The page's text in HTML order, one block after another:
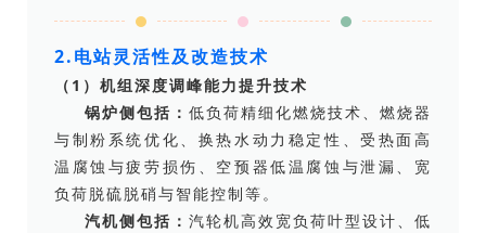
2.电站灵活性及改造技术
（1）机组深度调峰能力提升技术
锅炉侧包括： 低负荷精细化燃烧技术、燃烧器
与制粉系统优化、换热水动力稳定性、受热面高
温腐蚀与疲劳损伤、空预器低温腐蚀与泄漏、宽
负荷脱硫脱硝与智能控制等。
汽机侧包括： 汽轮机高效宽负荷叶型设计、低